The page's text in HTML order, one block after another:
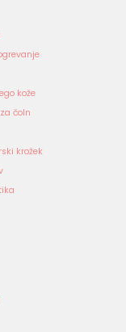
kože
čoln
krožek